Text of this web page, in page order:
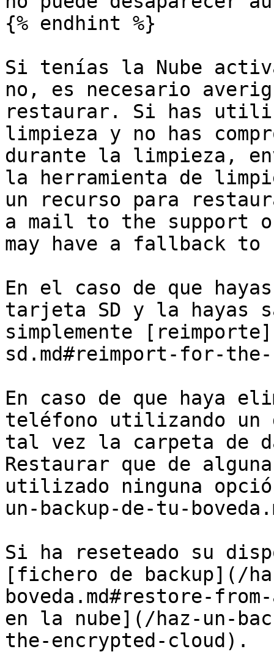
{% endhint %}
Si tenías la Nube
no, es necesario
restaurar. Si has
limpieza y no has
durante la limpieza,
la herramienta de
un recurso para
a mail to the support
may have a fallback
En el caso de que
tarjeta SD y la hayas
simplemente
sd.md#reimport-for-
En caso de que haya
teléfono utilizando un
tal vez la carpeta de
Restaurar que de
utilizado ninguna
un-backup-de-tu-
Si ha reseteado su
[fichero de backup](/
boveda.md#restore-
en la nube](/haz-un-
the-encrypted-cloud).